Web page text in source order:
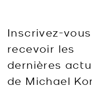
Inscrivez-
recevoir les
dernières
de Michael